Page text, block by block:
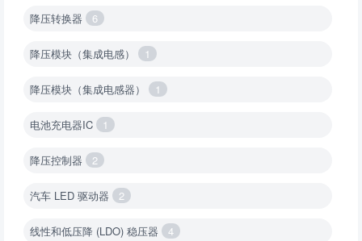
降压转换器 6
降压模块（集成电感） 1
降压模块（集成电感器） 1
电池充电器IC 1
降压控制器 2
汽车 LED 驱动器 2
线性和低压降 (LDO) 稳压器 4